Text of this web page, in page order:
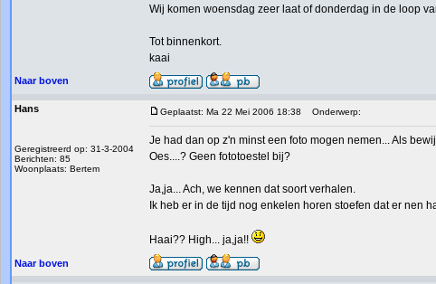
Wij komen woensdag zeer laat of donderdag in de loop
Tot binnenkort.
kaai
Naar boven
Hans
Geregistreerd op: 31-3-2004
Berichten: 85
Woonplaats: Bertem
Geplaatst: Ma 22 Mei 2006 18:38 Onderwerp:
Je had dan op z'n minst een foto mogen nemen... Als
Oes....? Geen fototoestel bij?
Ja,ja... Ach, we kennen dat soort verhalen.
Ik heb er in de tijd nog enkelen horen stoefen dat er nen
Haai?? High... ja,ja!!
Naar boven